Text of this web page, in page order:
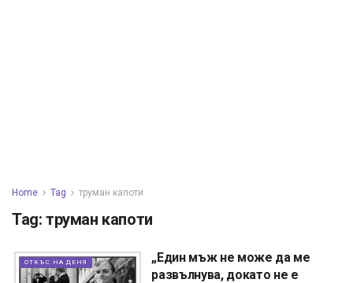
Home Tag труман капоти
Tag: труман капоти
ОТКЪС НА ДЕНЯ
„Един мъж не може да ме
развълнува, докато не е